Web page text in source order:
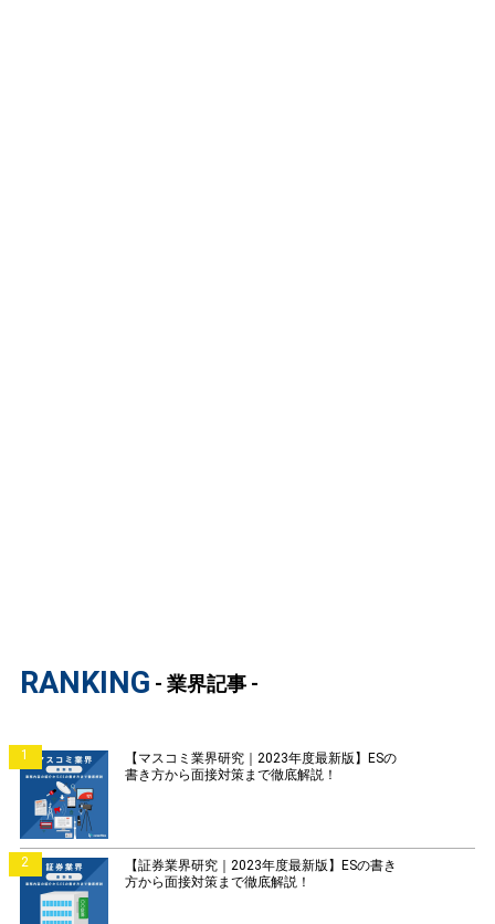
RANKING - 業界記事 -
1
【マスコミ業界研究｜2023年度最新版】ESの
書き方から面接対策まで徹底解説！
2
【証券業界研究｜2023年度最新版】ESの書き
方から面接対策まで徹底解説！